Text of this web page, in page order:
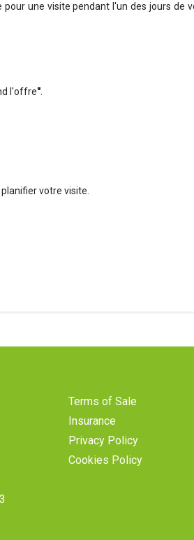
pour une visite pendant l'un des jours de
l'offre".
votre visite.
Terms of Sale
Insurance
Privacy Policy
Cookies Policy